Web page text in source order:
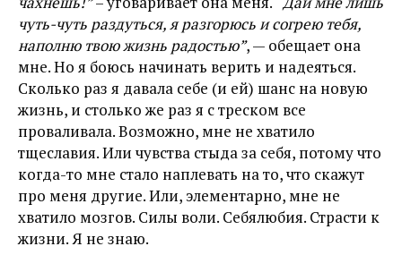
чуть-чуть раздуться, я разгорюсь и согрею тебя,
наполню твою жизнь радостью”, — обещает она
мне. Но я боюсь начинать верить и надеяться.
Сколько раз я давала себе (и ей) шанс на новую
жизнь, и столько же раз я с треском все
проваливала. Возможно, мне не хватило
тщеславия. Или чувства стыда за себя, потому что
когда-то мне стало наплевать на то, что скажут
про меня другие. Или, элементарно, мне не
хватило мозгов. Силы воли. Себялюбия. Страсти к
жизни. Я не знаю.